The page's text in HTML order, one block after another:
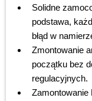
Solidne
podstawa,
błąd w
Zmontowanie
początku bez
regulacyjnych.
Zamontowanie